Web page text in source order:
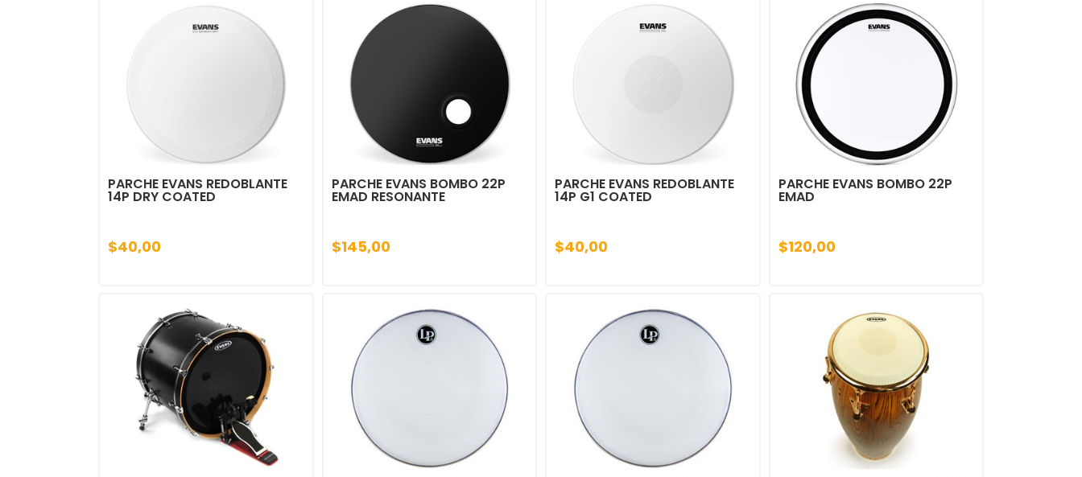
PARCHE EVANS REDOBLANTE
14P DRY COATED
$40,00
PARCHE EVANS BOMBO 22P
EMAD RESONANTE
$145,00
PARCHE EVANS REDOBLANTE
14P G1 COATED
$40,00
PARCHE EVANS BOMBO 22P
EMAD
$120,00